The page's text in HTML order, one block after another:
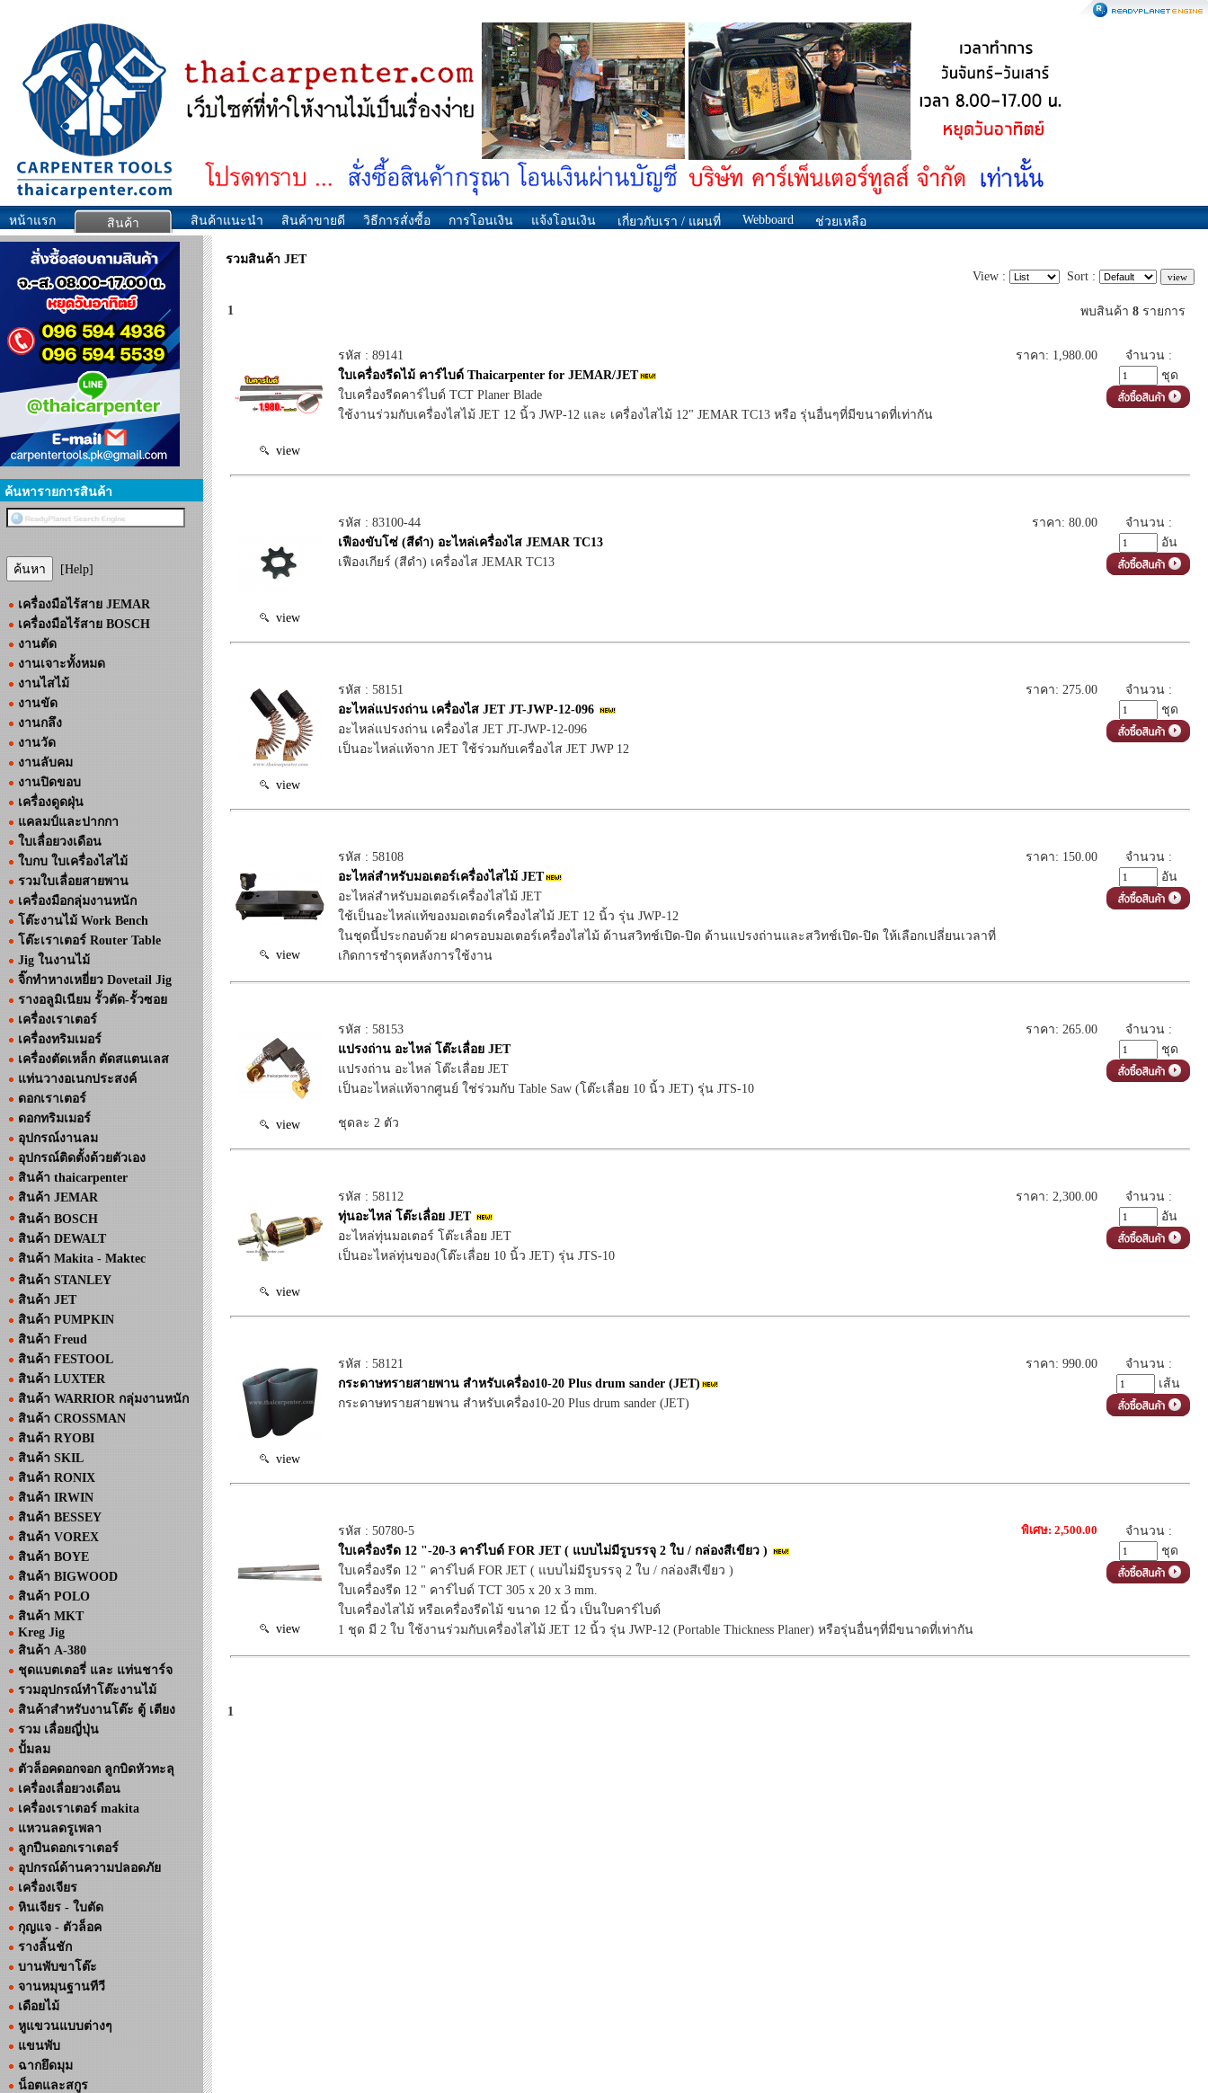
หน้าแรก สินค้า สินค้าแนะนำ สินค้าขายดี วิธีการสั่งซื้อ การโอนเงิน แจ้งโอนเงิน เกี่ยวกับเรา / แผนที่ Webboard ช่วยเหลือ
ค้นหารายการสินค้า
[Help]
เครื่องมือไร้สาย JEMAR
เครื่องมือไร้สาย BOSCH
งานตัด
งานเจาะทั้งหมด
งานไสไม้
งานขัด
งานกลึง
งานวัด
งานลับคม
งานปิดขอบ
เครื่องดูดฝุ่น
แคลมป์และปากกา
ใบเลื่อยวงเดือน
ใบกบ ใบเครื่องไสไม้
รวมใบเลื่อยสายพาน
เครื่องมือกลุ่มงานหนัก
โต๊ะงานไม้ Work Bench
โต๊ะเราเตอร์ Router Table
Jig ในงานไม้
จิ๊กทำหางเหยี่ยว Dovetail Jig
รางอลูมิเนียม รั้วตัด-รั้วซอย
เครื่องเราเตอร์
เครื่องทริมเมอร์
เครื่องตัดเหล็ก ตัดสแตนเลส
แท่นวางอเนกประสงค์
ดอกเราเตอร์
ดอกทริมเมอร์
อุปกรณ์งานลม
อุปกรณ์ติดตั้งด้วยตัวเอง
สินค้า thaicarpenter
สินค้า JEMAR
สินค้า BOSCH
สินค้า DEWALT
สินค้า Makita - Maktec
สินค้า STANLEY
สินค้า JET
สินค้า PUMPKIN
สินค้า Freud
สินค้า FESTOOL
สินค้า LUXTER
สินค้า WARRIOR กลุ่มงานหนัก
สินค้า CROSSMAN
สินค้า RYOBI
สินค้า SKIL
สินค้า RONIX
สินค้า IRWIN
สินค้า BESSEY
สินค้า VOREX
สินค้า BOYE
สินค้า BIGWOOD
สินค้า POLO
สินค้า MKT
Kreg Jig
สินค้า A-380
ชุดแบตเตอรี่ และ แท่นชาร์จ
รวมอุปกรณ์ทำโต๊ะงานไม้
สินค้าสำหรับงานโต๊ะ ตู้ เตียง
รวม เลื่อยญี่ปุ่น
ปั้มลม
ตัวล็อคดอกจอก ลูกบิดหัวทะลุ
เครื่องเลื่อยวงเดือน
เครื่องเราเตอร์ makita
แหวนลดรูเพลา
ลูกปืนดอกเราเตอร์
อุปกรณ์ด้านความปลอดภัย
เครื่องเจียร
หินเจียร - ใบตัด
กุญแจ - ตัวล็อค
รางลิ้นชัก
บานพับขาโต๊ะ
จานหมุนฐานทีวี
เดือยไม้
หูแขวนแบบต่างๆ
แขนพับ
ฉากยึดมุม
น็อตและสกูร
รวมสินค้า JET
View :
Sort :
1 พบสินค้า 8 รายการ
view
รหัส : 89141
ใบเครื่องรีดไม้ คาร์ไบด์ Thaicarpenter for JEMAR/JET
ใบเครื่องรีดคาร์ไบด์ TCT Planer Blade
ใช้งานร่วมกับเครื่องไสไม้ JET 12 นิ้ว JWP-12 และ เครื่องไสไม้ 12" JEMAR TC13 หรือ รุ่นอื่นๆที่มีขนาดที่เท่ากัน
ราคา: 1,980.00
จำนวน :
ชุด
view
รหัส : 83100-44
เฟืองขับโซ่ (สีดำ) อะไหล่เครื่องไส JEMAR TC13
เฟืองเกียร์ (สีดำ) เครื่องไส JEMAR TC13
ราคา: 80.00
จำนวน :
อัน
view
รหัส : 58151
อะไหล่แปรงถ่าน เครื่องไส JET JT-JWP-12-096
อะไหล่แปรงถ่าน เครื่องไส JET JT-JWP-12-096
เป็นอะไหล่แท้จาก JET ใช้ร่วมกับเครื่องไส JET JWP 12
ราคา: 275.00
จำนวน :
ชุด
view
รหัส : 58108
อะไหล่สำหรับมอเตอร์เครื่องไสไม้ JET
อะไหล่สำหรับมอเตอร์เครื่องไสไม้ JET
ใช้เป็นอะไหล่แท้ของมอเตอร์เครื่องไสไม้ JET 12 นิ้ว รุ่น JWP-12
ในชุดนี้ประกอบด้วย ฝาครอบมอเตอร์เครื่องไสไม้ ด้านสวิทช์เปิด-ปิด ด้านแปรงถ่านและสวิทช์เปิด-ปิด ให้เลือกเปลี่ยนเวลาที่
เกิดการชำรุดหลังการใช้งาน
ราคา: 150.00
จำนวน :
อัน
view
รหัส : 58153
แปรงถ่าน อะไหล่ โต๊ะเลื่อย JET
แปรงถ่าน อะไหล่ โต๊ะเลื่อย JET
เป็นอะไหล่แท้จากศูนย์ ใช่ร่วมกับ Table Saw (โต๊ะเลื่อย 10 นิ้ว JET) รุ่น JTS-10
ชุดละ 2 ตัว
ราคา: 265.00
จำนวน :
ชุด
view
รหัส : 58112
ทุ่นอะไหล่ โต๊ะเลื่อย JET
อะไหล่ทุ่นมอเตอร์ โต๊ะเลื่อย JET
เป็นอะไหล่ทุ่นของ(โต๊ะเลื่อย 10 นิ้ว JET) รุ่น JTS-10
ราคา: 2,300.00
จำนวน :
อัน
view
รหัส : 58121
กระดาษทรายสายพาน สำหรับเครื่อง10-20 Plus drum sander (JET)
กระดาษทรายสายพาน สำหรับเครื่อง10-20 Plus drum sander (JET)
ราคา: 990.00
จำนวน :
เส้น
view
รหัส : 50780-5
ใบเครื่องรีด 12 "-20-3 คาร์ไบด์ FOR JET ( แบบไม่มีรูบรรจุ 2 ใบ / กล่องสีเขียว )
ใบเครื่องรีด 12 " คาร์ไบค์ FOR JET ( แบบไม่มีรูบรรจุ 2 ใบ / กล่องสีเขียว )
ใบเครื่องรีด 12 " คาร์ไบด์ TCT 305 x 20 x 3 mm.
ใบเครื่องไสไม้ หรือเครื่องรีดไม้ ขนาด 12 นิ้ว เป็นใบคาร์ไบด์
1 ชุด มี 2 ใบ ใช้งานร่วมกับเครื่องไสไม้ JET 12 นิ้ว รุ่น JWP-12 (Portable Thickness Planer) หรือรุ่นอื่นๆที่มีขนาดที่เท่ากัน
พิเศษ: 2,500.00
จำนวน :
ชุด
1